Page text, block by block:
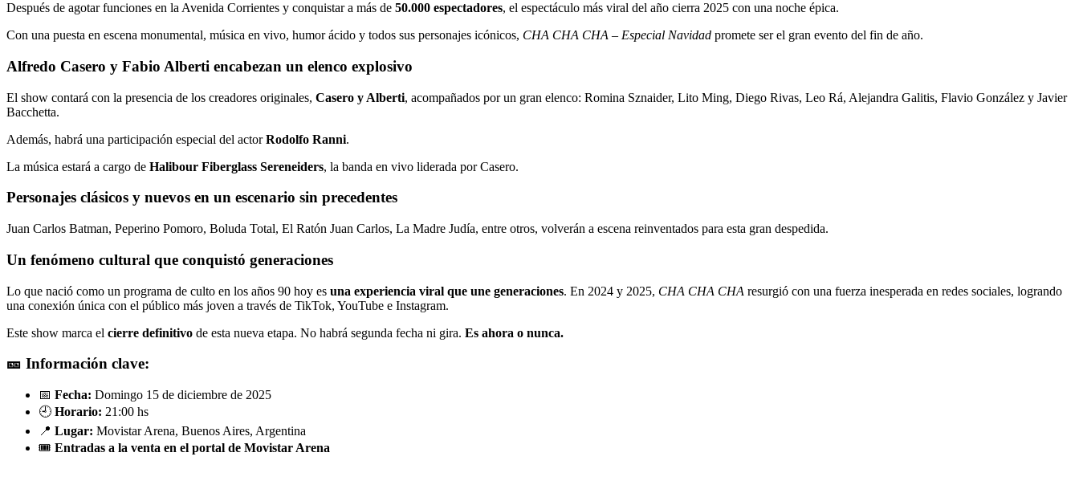
Después de agotar funciones en la Avenida Corrientes y conquistar a más de 50.000 espectadores, el espectáculo más viral del año cierra 2025 con una noche épica.
Con una puesta en escena monumental, música en vivo, humor ácido y todos sus personajes icónicos, CHA CHA CHA – Especial Navidad promete ser el gran evento del fin de año.
Alfredo Casero y Fabio Alberti encabezan un elenco explosivo
El show contará con la presencia de los creadores originales, Casero y Alberti, acompañados por un gran elenco: Romina Sznaider, Lito Ming, Diego Rivas, Leo Rá, Alejandra Galitis, Flavio González y Javier
Bacchetta.
Además, habrá una participación especial del actorRodolfo Ranni.
La música estará a cargo de Halibour Fiberglass Sereneiders, la banda en vivo liderada por Casero.
Personajes clásicos y nuevos en un escenario sin precedentes
Juan Carlos Batman, Peperino Pomoro, Boluda Total, El Ratón Juan Carlos, La Madre Judía, entre otros, volverán a escena reinventados para esta gran despedida.
Un fenómeno cultural que conquistó generaciones
Lo que nació como un programa de culto en los años 90 hoy es una experiencia viral que une generaciones. En 2024 y 2025, CHA CHA CHA resurgió con una fuerza inesperada en redes sociales, logrando
una conexión única con el público más joven a través de TikTok, YouTube e Instagram.
Este show marca el cierre definitivo de esta nueva etapa. No habrá segunda fecha ni gira. Es ahora o nunca.
🎫 Información clave:
📅 Fecha: Domingo 15 de diciembre de 2025
🕘 Horario: 21:00 hs
📍 Lugar: Movistar Arena, Buenos Aires, Argentina
🎟 Entradas a la venta en el portal de Movistar Arena